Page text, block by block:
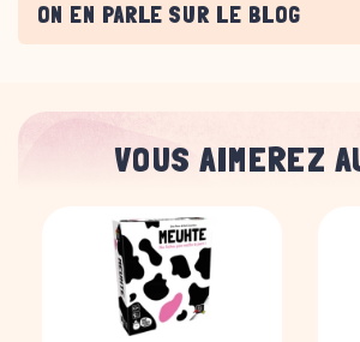
ON EN PARLE SUR LE BLOG
VOUS AIMEREZ